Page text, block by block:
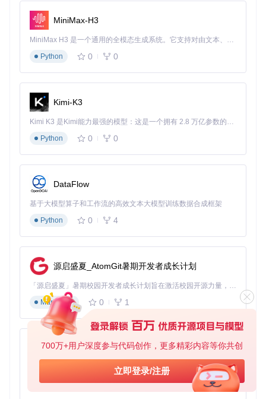
700万+用户深度参与代码创作，更多精彩内容等你共创
立即登录/注册
器"，让新系统能够理解并充分利用旧硬件的能力。与其他工
具相比，OCLP的优势在于：
非侵入式安装，不修改原有系统
持续更新以支持最新macOS版本
针对不同硬件提供定制化补丁
2.2 选择OCLP前需要了解的三个关键事实
兼容性不是100% ：虽然OCLP支持大多数旧Mac，但并非
学习曲线存在：虽然OCLP提供了图形界面，但理解整个
流程仍需要一定的技术基础。预计首次设置需要2-3小时。
持续维护需求
：每次macOS更新后，可能需要重新应用补
⚠️常见误区：认为使用OCLP会使保修失效。实际上，OCLP
的安装是可逆的，移除后可以恢复到原始系统状态。但硬件改
装（如更换SSD）可能会影响保修。
实践小贴士：在开始前，访问OCLP官方文档，查看你的具
体机型支持状态和已知问题。这将帮助你设定合理期望并提前
准备解决方案。
三、实施流程：四步完成旧Mac升级
3.1 准备阶段：升级前的必要检查（预计耗时：30分钟）
在开始升级前，请完成以下准备工作：
MiniMax-H3
MiniMax H3 是一个通用的全模态生成系统。它支持对由文本、图像、视频和音频组成的多模态上下文进行统一理解，并能生成分辨率高达 2K、时长可达 15 秒的带原生立体声音频的视频。得益于面向任务泛化的系统设计，H3 在预训练阶段就已具备广泛的多模态上下文理解与生成能力，能够出色地执行复杂的多模态指令。
Python
0 0
Kimi-K3
Kimi K3 是Kimi能力最强的模型：这是一个拥有 2.8 万亿参数的混合专家（MoE）模型，具备原生视觉理解能力，并支持 100 万 token 的上下文窗口。
Python
0 0
DataFlow
基于大模型算子和工作流的高效文本大模型训练数据合成框架
Python
0 4
源启盛夏_AtomGit暑期开发者成长计划
「源启盛夏」暑期校园开发者成长计划旨在激活校园开源力量，通过积分激励、认证扶持、资源倾斜等形式，引导高校组织和开发者完成「入驻 — 建项目 — 做贡献 — 获认证 — 得资源」的完整闭环。无论你是想带领社团入驻平台的组织者，还是希望用代码贡献证明自己的开发者，都能在这里找到属于你的成长路径。
Markdown
0 1
py-xiaozhi
基于Python的Xiaozhi AI，适用于想要完整Xiaozhi体验而无需拥有专用硬件的用户。
Python
0 1